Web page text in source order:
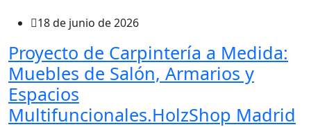
18 de junio de 2026
Proyecto de Carpintería a Medida:
Muebles de Salón, Armarios y
Espacios
Multifuncionales.HolzShop Madrid